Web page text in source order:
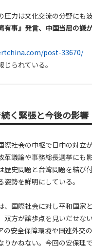
力は文化交流の分野にも波
有事』発言、中国当局の嫌
post-33670/
られている。
く緊張と今後の影響
際社会の中枢で日中の対立
革議論や事務総長選挙にも
歴史問題と台湾問題を結び
姿勢を鮮明にしている。
、国際社会に対し平和国家
双方が譲歩点を見いだせな
の安全保障環境や国連外交
りかねない。今回の安保理